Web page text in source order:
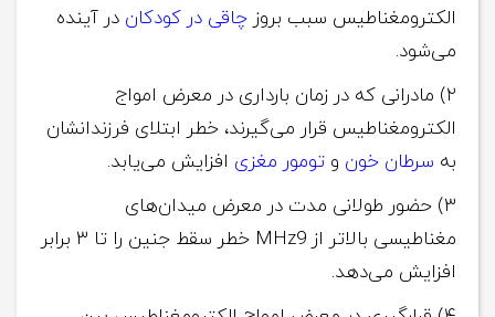
الکترومغناطیس سبب بروز چاقی در کودکان در آینده
می‌شود.
۲) مادرانی که در زمان بارداری در معرض امواج
الکترومغناطیس قرار می‌گیرند، خطر ابتلای فرزندانشان
به سرطان خون و تومور مغزی افزایش می‌یابد.
۳) حضور طولانی‌ مدت در معرض میدان‌های
مغناطیسی بالاتر از MHz9 خطر سقط‌ جنین را تا ۳ برابر
افزایش می‌دهد.